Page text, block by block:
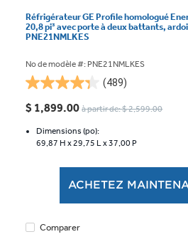
Réfrigérateur GE Profile homologué
20,8 pi³ avec porte à deux battants,
PNE21NMLKES
No de modèle #: PNE21NMLKES
(489)
4.3
étoile(s)
5.
489
$ 1,899.00 à partir de: $ 2,599.00
Dimensions (po):
69,87 H x29,75 L x37,00 P
ACHETEZ
Comparer